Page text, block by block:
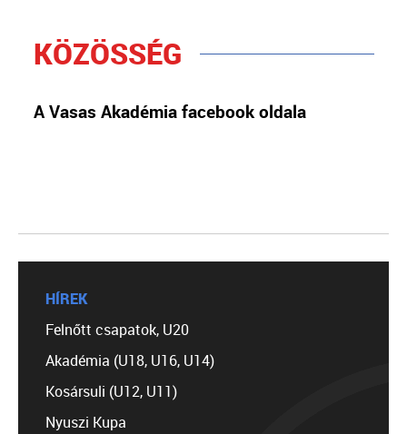
KÖZÖSSÉG
A Vasas Akadémia facebook oldala
HÍREK
Felnőtt csapatok, U20
Akadémia (U18, U16, U14)
Kosársuli (U12, U11)
Nyuszi Kupa